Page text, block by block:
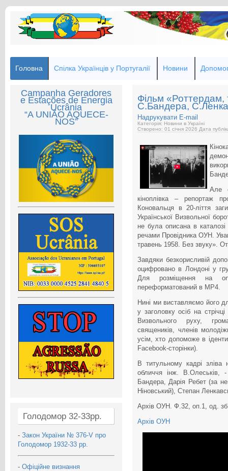
Головна Спілка Українців у Португалії Новини
Campanha Geradores
e Estações de Energia
Ucrânia
“A UNIÃO AQUECE-
NOS”
Голодомор 32-33рр.
- Закон України № 376-V про
Голодомор 1932-33 рр.
- Офіційне визнання
Фільм «Роттердам,
С.Бандера,
Надрукувати E-mail
Категорія: Новини в Україні
Створено: 01 січня 2026 Дата
Але
кіноплівка – репортаж
Коновальця в 20-ліття
Української Визвольної
не була описана в
речами Провідника ОУН.
травень 1958. Без звуку».
Завдяки безкорисливій
оцифровано в Лондоні у
Для розміщення на
переформатований в МР4.
Нині ми виставляємо його
у заголовку осіб на
Визвольного руху,
священиків, членів
усім, хто допоможе в
Facebook-сторінки).
В титульному кадрі зліва
обличчя інж. В.Олеськів,
Бандера, Дарія Ребет (за
Ніновський), Степан
Архів ОУН. Ф.32, оп.1, од.
Архів ОУН